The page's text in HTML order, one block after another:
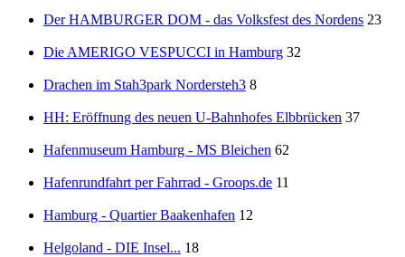
Der HAMBURGER DOM - das Volksfest des Nordens 23
Die AMERIGO VESPUCCI in Hamburg 32
Drachen im Stah3park Nordersteh3 8
HH: Eröffnung des neuen U-Bahnhofes Elbbrücken 37
Hafenmuseum Hamburg - MS Bleichen 62
Hafenrundfahrt per Fahrrad - Groops.de 11
Hamburg - Quartier Baakenhafen 12
Helgoland - DIE Insel... 18